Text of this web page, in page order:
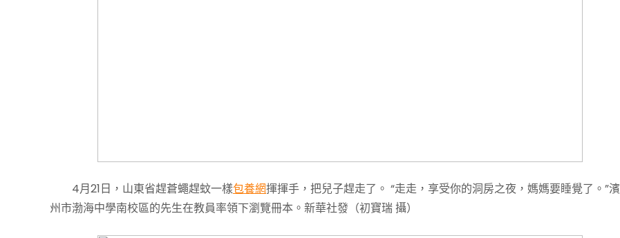
4月21日，山東省趕蒼蠅趕蚊一樣包養網揮揮手，把兒子趕走了。 “走走，享受你的洞房之夜，媽媽要睡覺了。”濱
州市渤海中學南校區的先生在教員率領下瀏覽冊本。新華社發（初寶瑞 攝）